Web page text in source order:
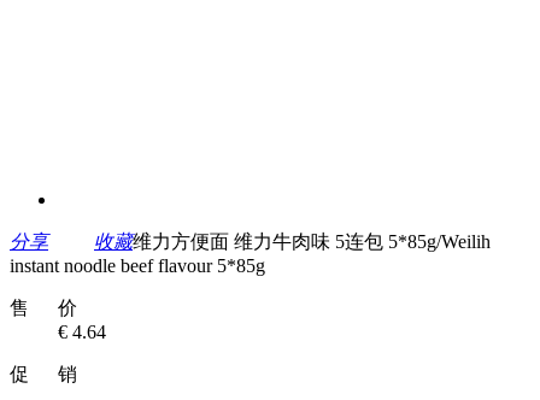
分享 收藏维力方便面 维力牛肉味 5连包 5*85g/Weilih
instant noodle beef flavour 5*85g
售 价
€ 4.64
促 销